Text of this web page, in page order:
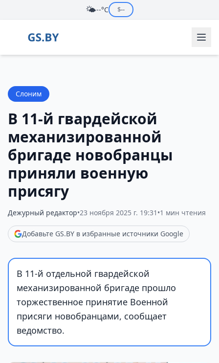
🌤️--°C $--
Слоним
В 11-й гвардейской
механизированной
бригаде новобранцы
приняли военную
присягу
Дежурный редактор•23 ноября 2025 г. 19:31 •1 мин чтения
Добавьте GS.BY в избранные источники Google
В 11-й отдельной гвардейской
механизированной бригаде прошло
торжественное принятие Военной
присяги новобранцами, сообщает
ведомство.